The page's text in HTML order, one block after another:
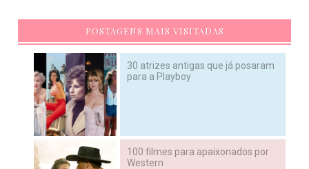
POSTAGENS MAIS VISITADAS
30 atrizes antigas que já posaram
para a Playboy
100 filmes para apaixonados por
Western